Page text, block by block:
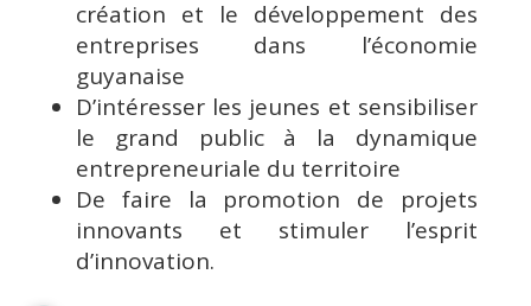
création et le développement des
entreprises dans l’économie
guyanaise
D’intéresser les jeunes et sensibiliser
le grand public à la dynamique
entrepreneuriale du territoire
De faire la promotion de projets
innovants et stimuler l’esprit
d’innovation.